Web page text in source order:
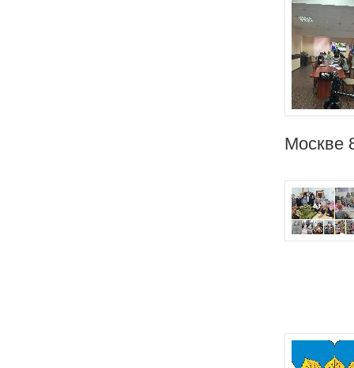
Москве